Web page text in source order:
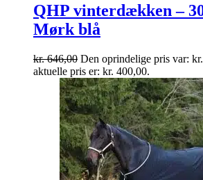
QHP vinterdækken –
Mørk blå
kr.646,00 Den oprindelige pris var:
aktuelle pris er: kr. 400,00.